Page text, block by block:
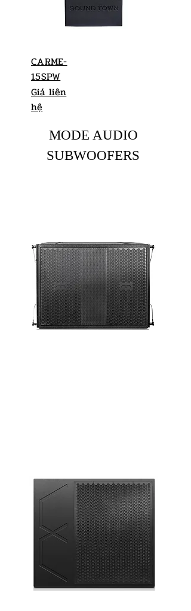
CARME-
15SPW
Giá liên
hệ
MODE AUDIO
SUBWOOFERS